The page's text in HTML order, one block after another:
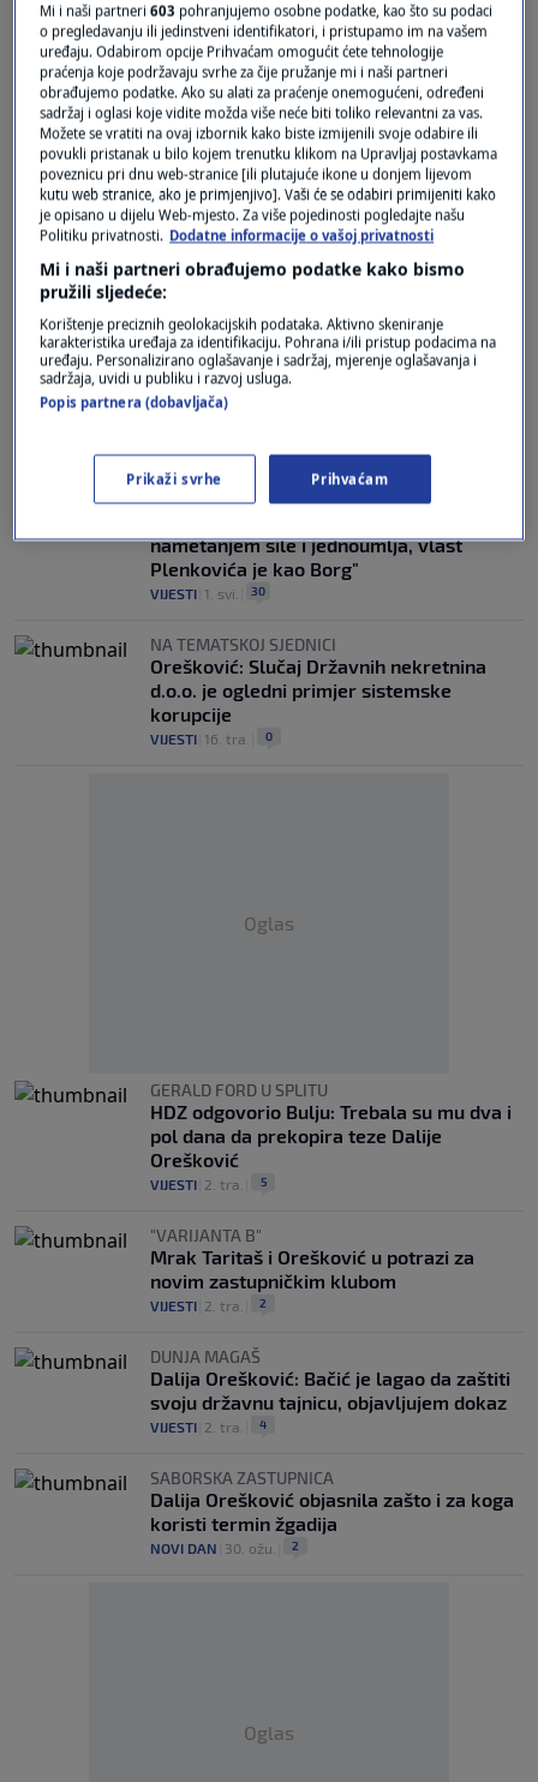
Oglas
KULMINACIJA OD HIPODROMA
zvijezde ovih revizionističkih i proustaških
konotacija"
VIJESTI|9. svi.| 2
DAN OSLOBOĐENJA
Dalija Orešković: Zagreb zna što je bilo 8.
"ALI OTPOR NIJE UZALUDAN"
nametanjem sile i jednoumlja, vlast
Plenkovića je kao Borg"
VIJESTI 1. svi. 30
NA TEMATSKOJ SJEDNICI
Orešković: Slučaj Državnih nekretnina
d.o.o. je ogledni primjer sistemske
korupcije
VIJESTI 16. tra. 0
Oglas
GERALD FORD U SPLITU
HDZ odgovorio Bulju: Trebala su mu dva i
pol dana da prekopira teze Dalije
Orešković
VIJESTI 2. tra. 5
"VARIJANTA B"
Mrak Taritaš i Orešković u potrazi za
novim zastupničkim klubom
VIJESTI 2. tra. 2
DUNJA MAGAŠ
Dalija Orešković: Bačić je lagao da zaštiti
svoju državnu tajnicu, objavljujem dokaz
VIJESTI 2. tra. 4
SABORSKA ZASTUPNICA
Dalija Orešković objasnila zašto i za koga
koristi termin žgadija
NOVI DAN 30. ožu. 2
Oglas
Mi i naši partneri603 pohranjujemo osobne podatke, kao što su podaci
o pregledavanju ili jedinstveni identifikatori, i pristupamo im na vašem
uređaju. Odabirom opcije Prihvaćam omogućit ćete tehnologije
praćenja koje podržavaju svrhe za čije pružanje mi i naši partneri
obrađujemo podatke. Ako su alati za praćenje onemogućeni, određeni
sadržaj i oglasi koje vidite možda više neće biti toliko relevantni za vas.
Možete se vratiti na ovaj izbornik kako biste izmijenili svoje odabire ili
povukli pristanak u bilo kojem trenutku klikom na Upravljaj postavkama
poveznicu pri dnu web-stranice [ili plutajuće ikone u donjem lijevom
kutu web stranice, ako je primjenjivo]. Vaši će se odabiri primijeniti kako
je opisano u dijelu Web-mjesto. Za više pojedinosti pogledajte našu
Politiku privatnosti. Dodatne informacije o vašoj privatnosti
Mi i naši partneri obrađujemo podatke kako bismo
pružili sljedeće:
Korištenje preciznih geolokacijskih podataka. Aktivno skeniranje
karakteristika uređaja za identifikaciju. Pohrana i/ili pristup podacima na
uređaju. Personalizirano oglašavanje i sadržaj, mjerenje oglašavanja i
sadržaja, uvidi u publiku i razvoj usluga.
Popis partnera (dobavljača)
Prikaži svrhe Prihvaćam